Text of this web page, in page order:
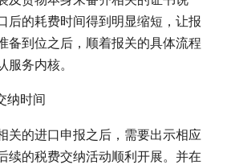
后的耗费时间得到明显缩短，让报
备到位之后，顺着报关的具体流程
服务内核。
纳时间
关的进口申报之后，需要出示相应
续的税费交纳活动顺利开展。并在